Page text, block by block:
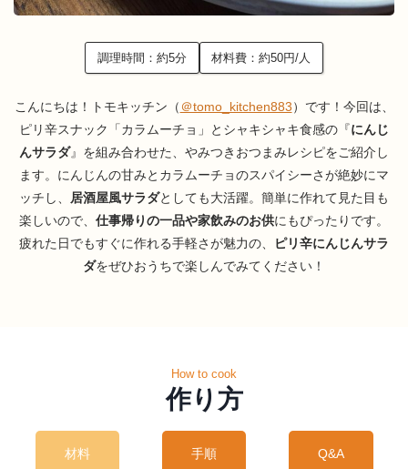
調理時間：約5分 材料費：約50円/人
こんにちは！トモキッチン（ ＠tomo_kitchen883）です！今回は、
ピリ辛スナック「カラムーチョ」とシャキシャキ食感の『にんじ
んサラダ』を組み合わせた、やみつきおつまみレシピをご紹介し
ます。にんじんの甘みとカラムーチョのスパイシーさが絶妙にマ
ッチし、
居酒屋風サラダとしても大活躍。簡単に作れて見た目も
楽しいので、 仕事帰りの一品や家飲みのお供にもぴったりです。
疲れた日でもすぐに作れる手軽さが魅力の、
ピリ辛にんじんサラ
ダをぜひおうちで楽しんでみてください！
How to cook
作り方
材料 手順 Q&A